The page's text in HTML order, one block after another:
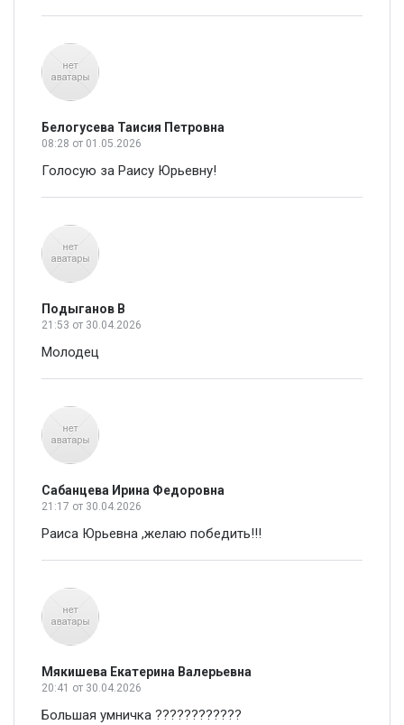
Белогусева Таисия Петровна
08:28 от 01.05.2026
Голосую за Раису Юрьевну!
Подыганов В
21:53 от 30.04.2026
Молодец
Сабанцева Ирина Федоровна
21:17 от 30.04.2026
Раиса Юрьевна ,желаю победить!!!
Мякишева Екатерина Валерьевна
20:41 от 30.04.2026
Большая умничка ????????????